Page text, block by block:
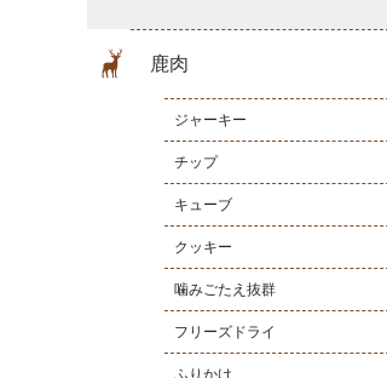
鹿肉
ジャーキー
チップ
キューブ
クッキー
噛みごたえ抜群
フリーズドライ
ふりかけ